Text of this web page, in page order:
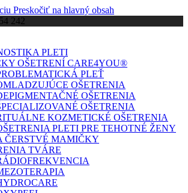
Preskočiť na hlavný obsah
242
PLETI
OŠETRENÍ CARE4YOU®
PLEŤ
OŠETRENIA
OŠETRENIA
OŠETRENIA
KOZMETICKÉ OŠETRENIA
PLETI PRE TEHOTNÉ ŽENY
ČERSTVÉ MAMIČKY
TVÁRE